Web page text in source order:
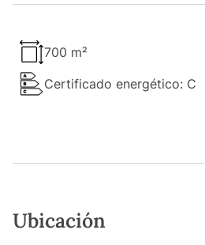
700 m²
Certificado energético: C
Ubicación